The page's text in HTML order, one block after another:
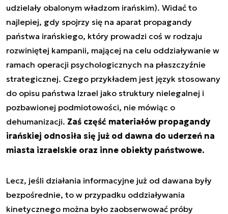
udzielały obalonym władzom irańskim). Widać to
najlepiej, gdy spojrzy się na aparat propagandy
państwa irańskiego, który prowadzi coś w rodzaju
rozwiniętej kampanii, mającej na celu oddziaływanie w
ramach operacji psychologicznych na płaszczyźnie
strategicznej. Czego przykładem jest język stosowany
do opisu państwa Izrael jako struktury nielegalnej i
pozbawionej podmiotowości, nie mówiąc o
dehumanizacji. Zaś część materiałów propagandy
irańskiej odnosiła się już od dawna do uderzeń na
miasta izraelskie oraz inne obiekty państwowe.
Lecz, jeśli działania informacyjne już od dawana były
bezpośrednie, to w przypadku oddziaływania
kinetycznego można było zaobserwować próby